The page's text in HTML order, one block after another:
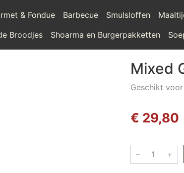
& Fondue Barbecue Smulsloffen
Broodjes Shoarma en Burgerpakketten
Mixed
Geschikt
€ 29,80
– +